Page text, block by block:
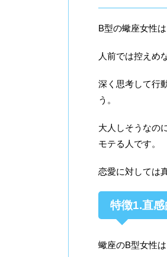
B型の蠍座女性
人前では控えめ
深く思考して行
う。
大人しそうなの
モテる人です。
恋愛に対しては
特徴1.直
蠍座のB型女性